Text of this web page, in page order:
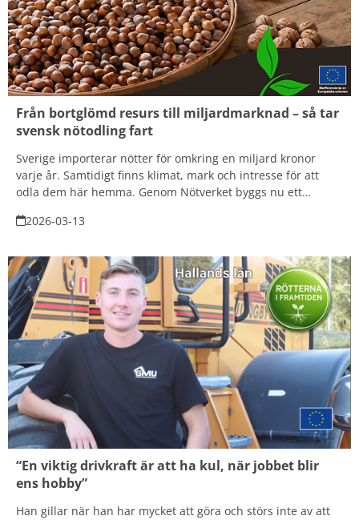
Från bortglömd resurs till miljardmarknad – så tar
svensk nötodling fart
Sverige importerar nötter för omkring en miljard kronor
varje år. Samtidigt finns klimat, mark och intresse för att
odla dem här hemma. Genom Nötverket byggs nu ett
svenska matlandskapet.
2026-03-13
“En viktig drivkraft är att ha kul, när jobbet blir
ens hobby”
Han gillar när han har mycket att göra och störs inte av att